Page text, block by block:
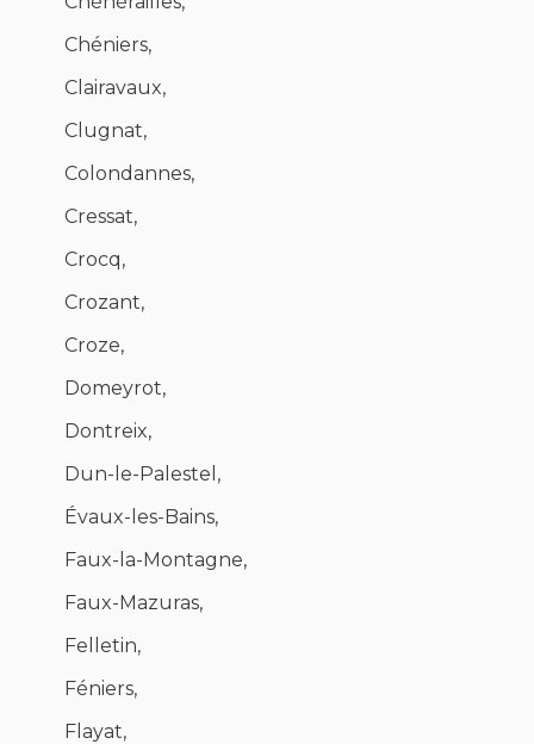
Chéniers,
Clairavaux,
Clugnat,
Colondannes,
Cressat,
Crocq,
Crozant,
Croze,
Domeyrot,
Dontreix,
Dun-le-Palestel,
Évaux-les-Bains,
Faux-la-Montagne,
Faux-Mazuras,
Felletin,
Féniers,
Flayat,